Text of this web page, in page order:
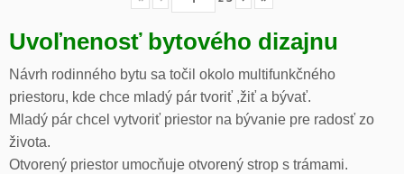
Uvoľnenosť bytového dizajnu
Návrh rodinného bytu sa točil okolo multifunkčného
priestoru, kde chce mladý pár tvoriť ,žiť a bývať.
Mladý pár chcel vytvoriť priestor na bývanie pre radosť zo
života.
Otvorený priestor umocňuje otvorený strop s trámami.